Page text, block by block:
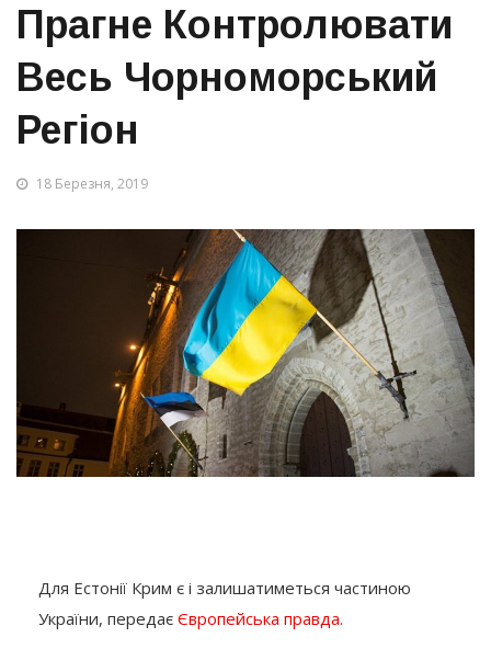
Прагне Контролювати
Весь Чорноморський
Регіон
18 Березня, 2019
Для Естонії Крим є і залишатиметься частиною
України, передає Європейська правда.